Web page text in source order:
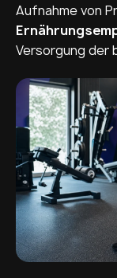
Aufnahme von
Versorgung der